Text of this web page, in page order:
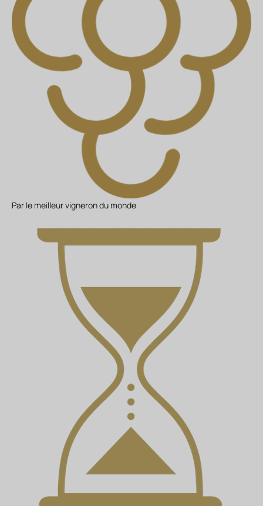
Par le meilleur vigneron du monde